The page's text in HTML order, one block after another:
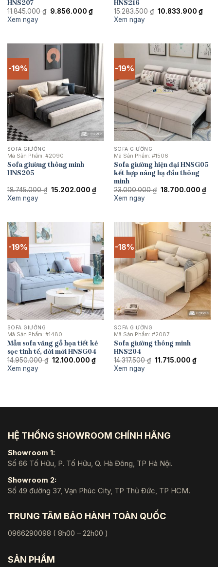
HNS207
11.845.000₫ Giá
9.856.000 ₫Giá
hiện
Xem ngay
HNS216
15.283.500₫ Giá
10.833.900 ₫Giá
hiện
Xem ngay
-19%
SOFA GIƯỜNG
Mã Sản Phẩm: #2090
Sofa giường thông minh
HNS205
18.745.000₫ Giá
15.202.000 ₫Giá
hiện
Xem ngay
-19%
SOFA GIƯỜNG
Mã Sản Phẩm: #1506
Sofa giường hiện đại HNSG05
kết hợp nâng hạ đầu thông
minh
23.000.000₫ Giá
18.700.000 ₫Giá
Xem ngay
-19%
SOFA GIƯỜNG
Mã Sản Phẩm: #1480
Mẫu sofa văng gỗ họa tiết kẻ
sọc tinh tế, đời mới HNSG04
14.950.000₫ Giá
12.100.000 ₫Giá
hiện
Xem ngay
-18%
SOFA GIƯỜNG
Mã Sản Phẩm: #2087
Sofa giường thông minh
HNS204
14.317.500₫ Giá
11.715.000 ₫Giá
hiện
Xem ngay
HỆ THỐNG SHOWROOM CHÍNH HÃNG
Showroom 1:
Số 66 Tố Hữu, P. Tố Hữu, Q. Hà Đông, TP Hà Nội.
Showroom 2:
Số 49 đường 37, Vạn Phúc City, TP Thủ Đức, TP HCM.
TRUNG TÂM BẢO HÀNH TOÀN QUỐC
0966290098 ( 8h00 – 22h00 )
SẢN PHẨM